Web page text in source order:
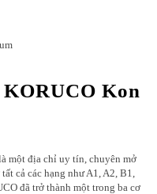
Kon
một địa chỉ uy tín, chuyên mở
cả các hạng như A1, A2, B1,
đã trở thành một trong ba cơ